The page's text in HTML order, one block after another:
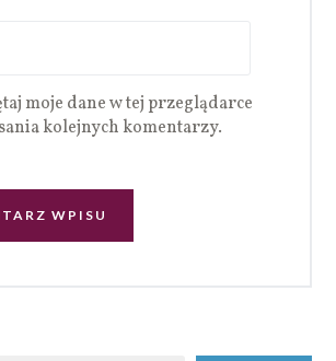
moje dane w tej przeglądarce
kolejnych komentarzy.